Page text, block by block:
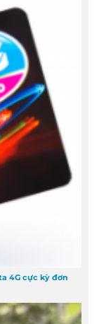
4G cực kỳ đơn